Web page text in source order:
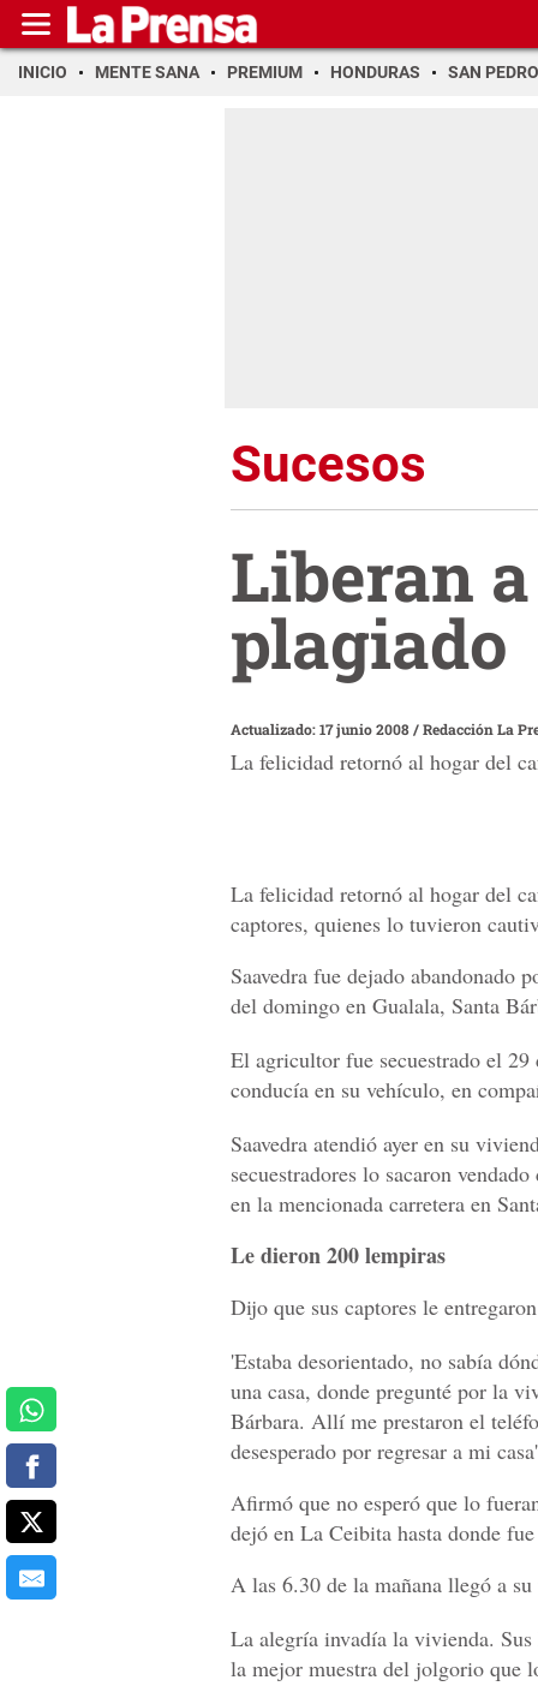
INICIO MENTE SANA PREMIUM HONDURAS SAN PEDRO
Sucesos
Liberan
plagiado
Actualizado: 17 junio 2008/Redacción La
La felicidad retornó al hogar del
La felicidad retornó al hogar del
captores, quienes lo tuvieron
Saavedra fue dejado abandonado
del domingo en Gualala, Santa
El agricultor fue secuestrado el 29
conducía en su vehículo, en
Saavedra atendió ayer en su
secuestradores lo sacaron
en la mencionada carretera en
Le dieron 200 lempiras
Dijo que sus captores le
'Estaba desorientado, no sabía
una casa, donde pregunté por la
Bárbara. Allí me prestaron el
desesperado por regresar a mi
Afirmó que no esperó que lo
dejó en La Ceibita hasta donde
A las 6.30 de la mañana llegó a
La alegría invadía la vivienda.
la mejor muestra del jolgorio que